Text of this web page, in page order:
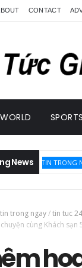
CONTACT
WORLD SPORTS
News
TRONG NGAY Bài
tin trong ngay/tin tuc
cùng Khách sạn